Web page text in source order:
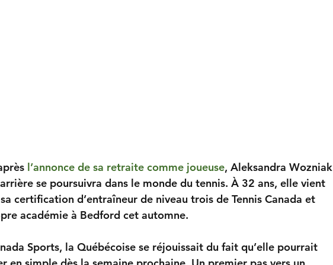
l’annonce de sa retraite comme joueuse, Aleksandra Wozniak
se poursuivra dans le monde du tennis. À 32 ans, elle vient
certification d’entraîneur de niveau trois de Tennis Canada et
académie à Bedford cet automne.
Sports, la Québécoise se réjouissait du fait qu’elle pourrait